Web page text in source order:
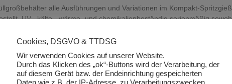
alle Ausführungen und Variationen im Kompakt-
UV-, kälte-, wärme- und chemikalienbeständig serienmäßig
Schiebedeckel in 3 Positionen arretierbar serienmäßig
Cookies, DSGVO & TTDSG
Wir verwenden Cookies auf unserer Website.
Durch das Klicken des „ok“-Buttons wird der Verarbeitung, der
auf diesem Gerät bzw. der Endeinrichtung gespeicherten